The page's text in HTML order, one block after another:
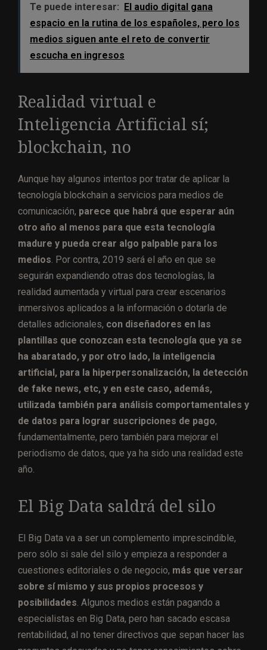
Te puede interesar: El audio digital gana
espacio en la rutina de los españoles, pero los
medios siguen ante el reto de convertir
escucha en ingresos
Realidad virtual e
Inteligencia Artificial sí;
blockchain, no
Aunque hay algunos intentos por tratar de aplicar la
tecnología blockchain a servicios para medios de
comunicación, parece que habrá que esperar aún
otro año al menos para que esta tecnología
madure y pueda crear algo palpable para los
medios . Por contra, 2019 será el año en que se
seguirán expandiendo otras dos tecnologías, la
realidad aumentada y virtual para crear escenarios
inmersivos aplicados a la información o dotarla de
detalles adicionales, con diseñadores en las
plantillas que conozcan esta tecnología que ya se
ha abaratado, y por otro lado, la inteligencia
artificial, para la hiperpersonalización, la detección
de fake news, etc, y en este caso, además,
utilizada también para análisis comportamentales y
de datos para lograr suscripciones de pago,
fundamentalmente, pero también para mejorar el
periodismo de datos, que ya ha sido una realidad este
año.
El Big Data saldrá del silo
El Big Data va a ser un complemento imprescindible,
pero sólo si sale del silo y empieza a responder a
cuestiones editoriales o de negocio, más que versar
sobre sí mismo y sus propios procesos y
posibilidades . Algunos medios están pagando a
especialistas en Big Data, pero han sacado escasa
rentabilidad, al no tener directivos que sepan hacer las